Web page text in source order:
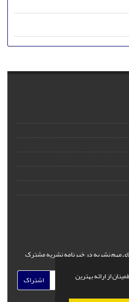
از ارائه بهترین
مهم نشریه در خبرنامه نشریه مشترک
اشتراک